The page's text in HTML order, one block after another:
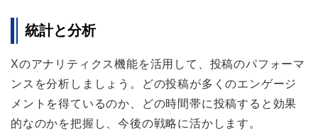
統計と分析
Xのアナリティクス機能を活用して、投稿のパフォーマ
ンスを分析しましょう。どの投稿が多くのエンゲージ
メントを得ているのか、どの時間帯に投稿すると効果
的なのかを把握し、今後の戦略に活かします。